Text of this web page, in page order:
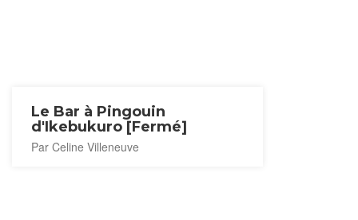
Le Bar à Pingouin
d'Ikebukuro [Fermé]
Par Celine Villeneuve